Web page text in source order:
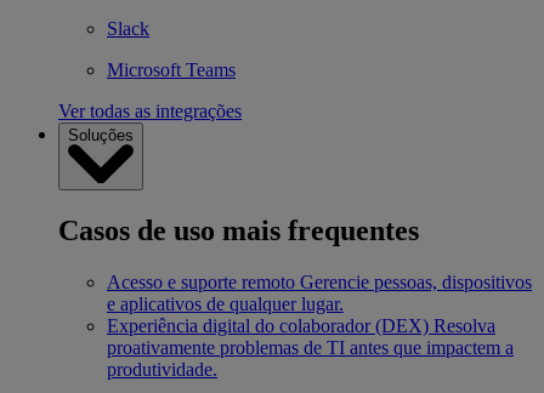
Slack
Microsoft Teams
Ver todas as integrações
Soluções
Casos de uso mais frequentes
Acesso e suporte remoto Gerencie pessoas, dispositivos
e aplicativos de qualquer lugar.
Experiência digital do colaborador (DEX) Resolva
proativamente problemas de TI antes que impactem a
produtividade.